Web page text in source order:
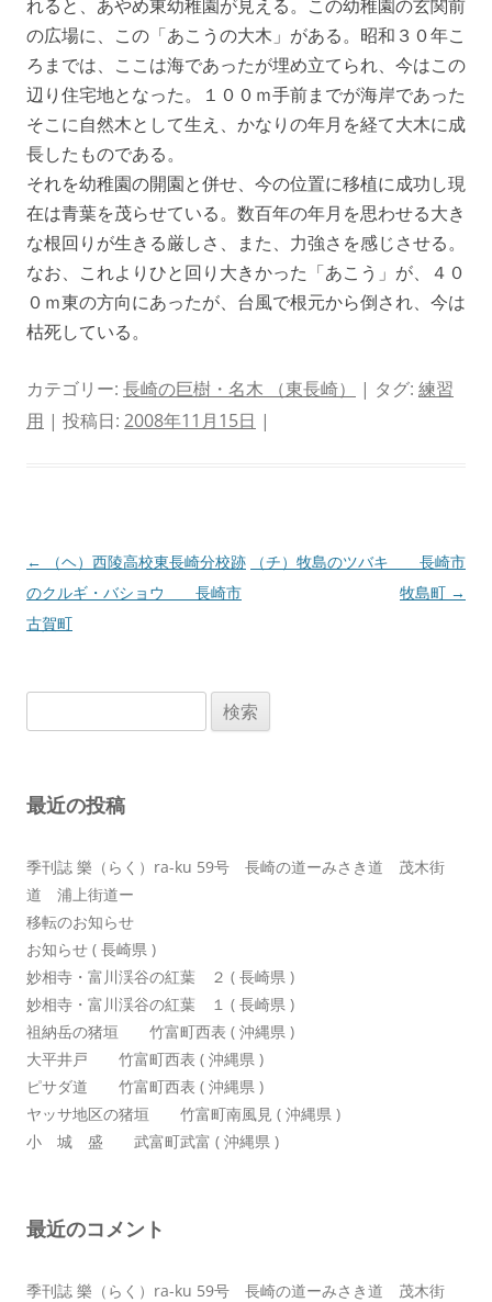
れると、あやめ東幼稚園が見える。この幼稚園の玄関前
の広場に、この「あこうの大木」がある。昭和３０年こ
ろまでは、ここは海であったが埋め立てられ、今はこの
辺り住宅地となった。１００ｍ手前までが海岸であった
そこに自然木として生え、かなりの年月を経て大木に成
長したものである。
それを幼稚園の開園と併せ、今の位置に移植に成功し現
在は青葉を茂らせている。数百年の年月を思わせる大き
な根回りが生きる厳しさ、また、力強さを感じさせる。
なお、これよりひと回り大きかった「あこう」が、４０
０ｍ東の方向にあったが、台風で根元から倒され、今は
枯死している。
カテゴリー: 長崎の巨樹・名木 （東長崎） | タグ: 練習
用 | 投稿日: 2008年11月15日 |
投
稿
ナ
ン
←
（ヘ）西陵高校東長崎分校跡
のクルギ・バショウ 長崎市
古賀町
（チ）牧島のツバキ 長崎市
牧島町 →
索:
最近の投稿
季刊誌 樂（らく）ra-ku 59号 長崎の道ーみさき道 茂木街
道 浦上街道ー
移転のお知らせ
お知らせ ( 長崎県 )
妙相寺・富川渓谷の紅葉 ２ ( 長崎県 )
妙相寺・富川渓谷の紅葉 １ ( 長崎県 )
祖納岳の猪垣 竹富町西表 ( 沖縄県 )
大平井戸 竹富町西表 ( 沖縄県 )
ピサダ道 竹富町西表 ( 沖縄県 )
ヤッサ地区の猪垣 竹富町南風見 ( 沖縄県 )
小 城 盛 武富町武富 ( 沖縄県 )
最近のコメント
季刊誌 樂（らく）ra-ku 59号 長崎の道ーみさき道 茂木街